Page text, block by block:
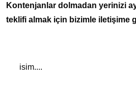
Kontenjanlar dolmadan yerinizi
teklifi almak için bizimle iletişime